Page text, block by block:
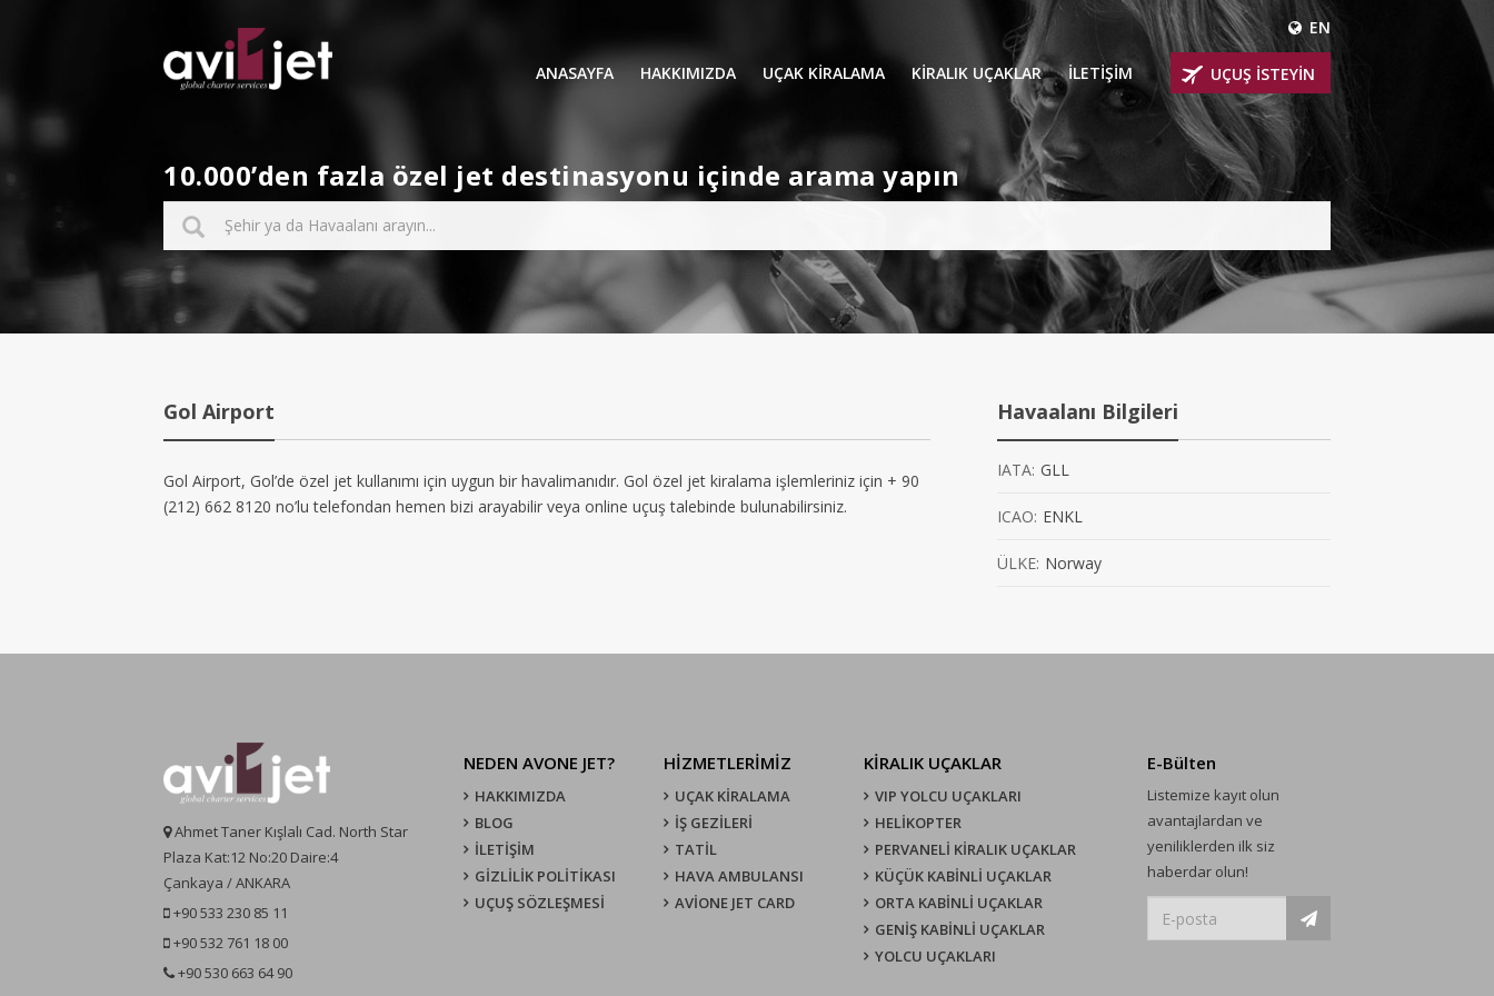
EN
ANASAYFA HAKKIMIZDA UÇAK KİRALAMA
İŞ GEZİLERİ TATİL
AVİONE JET CARD
KIRALIK UÇAKLAR
VIP YOLCU UÇAKLARI
HELİKOPTER
KÜÇÜK KABİNLİ UÇAKLAR
ORTA KABİNLİ UÇAKLAR
YOLCU UÇAKLARI
İLETİŞİM UÇUŞ İSTEYİN
10.000’den fazla özel jet destinasyonu içinde arama yapın
Gol Airport
Gol Airport, Gol’de özel jet kullanımı için uygun bir havalimanıdır. Gol özel jet kiralama işlemleriniz için + 90
(212) 662 8120 no’lu telefondan hemen bizi arayabilir veya online uçuş talebinde bulunabilirsiniz.
Havaalanı Bilgileri
IATA: GLL
ICAO: ENKL
ÜLKE: Norway
Ahmet Taner Kışlalı Cad. North Star
Plaza Kat:12 No:20 Daire:4
Çankaya / ANKARA
+90 533 230 85 11
+90 532 761 18 00
+90 530 663 64 90
NEDEN AVONE JET?
HAKKIMIZDA
BLOG
İLETİŞİM
GİZLİLİK POLİTİKASI
UÇUŞ SÖZLEŞMESI
HİZMETLERİMİZ
UÇAK KIRALAMA
İŞ GEZİLERİ
TATİL
HAVA AMBULANSI
AVİONE JET CARD
KIRALIK UÇAKLAR
VIP YOLCU UÇAKLARI
HELİKOPTER
PERVANELİ KİRALIK UÇAKLAR
KÜÇÜK KABİNLİ UÇAKLAR
ORTA KABİNLİ UÇAKLAR
GENİŞ KABİNLİ UÇAKLAR
YOLCU UÇAKLARI
E-Bülten
Listemize kayıt olun
avantajlardan ve
yeniliklerden ilk siz
haberdar olun!